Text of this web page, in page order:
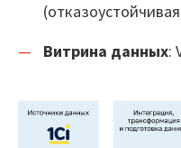
Витрина данных: